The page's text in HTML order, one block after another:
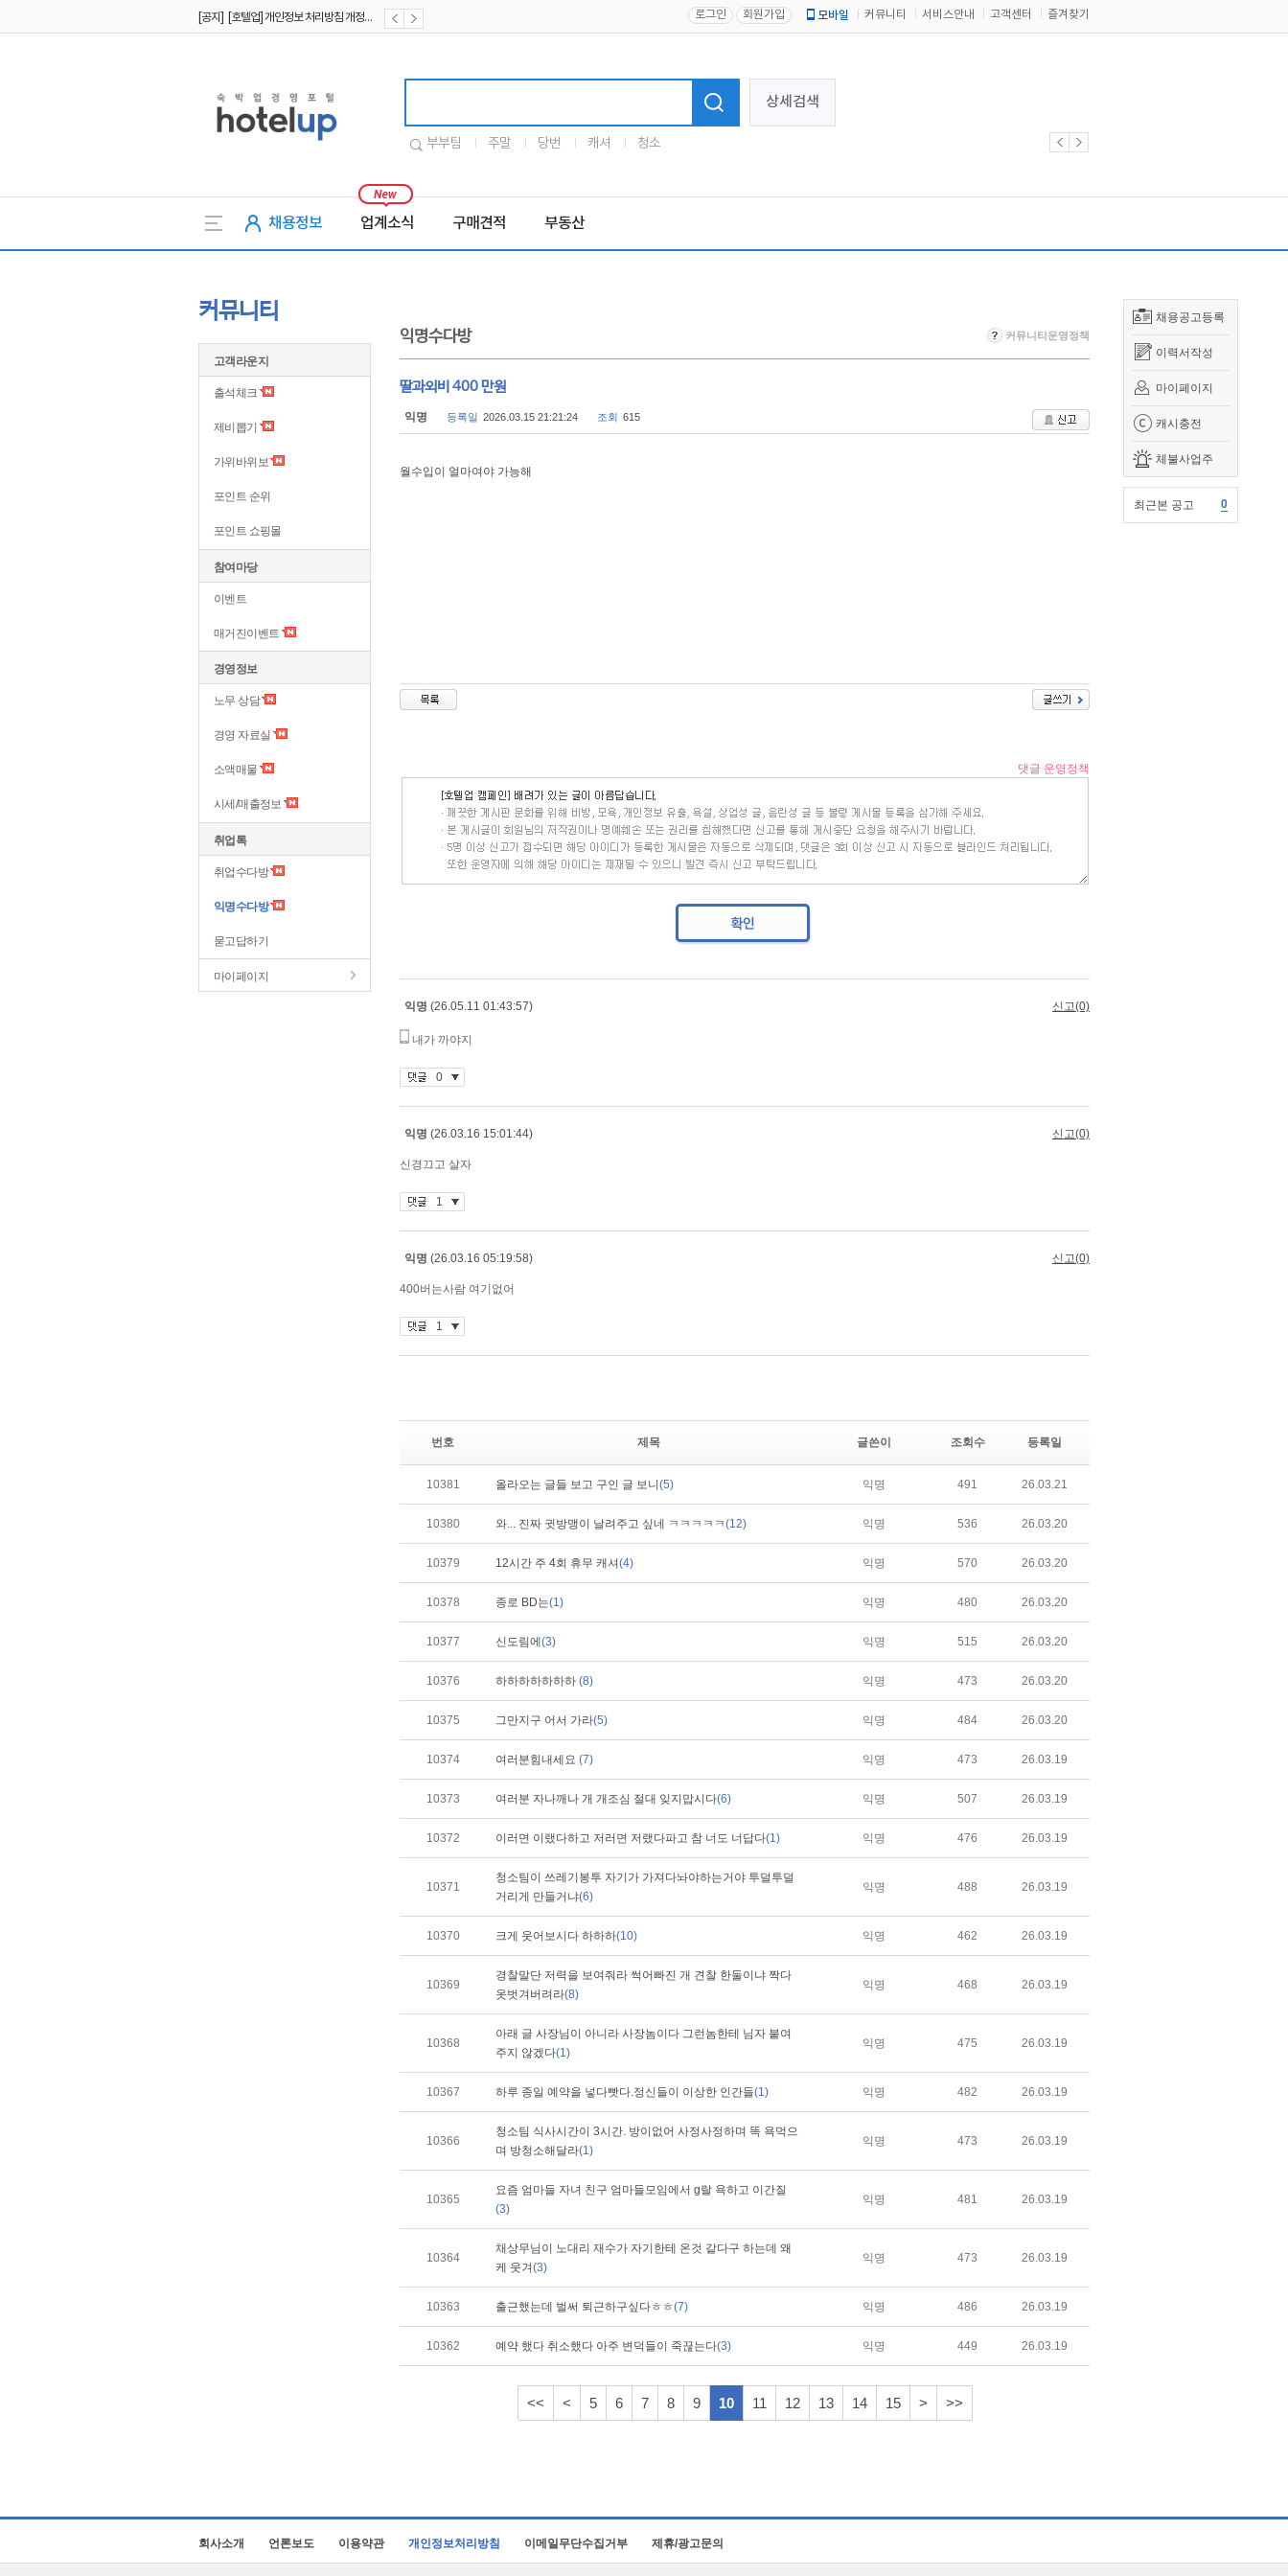
[공지] [호텔업] 개인정보 처리방침 개정본2 (19.09.02) 로그인 회원가입 모바일 커뮤니티 서비스안내 고객센터 즐겨찾기
상세검색
부부팀 주말 당번 캐셔 청소
채용정보 업계소식 구매견적 부동산
채용공고등록
이력서작성
마이페이지
캐시충전
체불사업주
최근본 공고 0
커뮤니티
고객라운지
출석체크
제비뽑기
가위바위보
포인트 순위
포인트 쇼핑몰
참여마당
이벤트
매거진이벤트
경영정보
노무 상담
경영 자료실
소액매물
시세/매출정보
취업톡
취업수다방
익명수다방
묻고답하기
마이페이지
익명수다방 커뮤니티운영정책
딸과외비 400 만원
익명 등록일 2026.03.15 21:21:24 조회 615
월수입이 얼마여야 가능해
번호 제목 글쓴이 조회수 등록일
10381 올라오는 글들 보고 구인 글 보니 (5) 익명 491 26.03.21
10380 와... 진짜 귓방맹이 날려주고 싶네 ㅋㅋㅋㅋㅋ(12) 익명 536 26.03.20
10379 12시간 주 4회 휴무 캐셔(4) 익명 570 26.03.20
10378 종로 BD는(1) 익명 480 26.03.20
10377 신도림에 (3) 익명 515 26.03.20
10376 하하하하하하하 (8) 익명 473 26.03.20
10375 그만지구 어서 가라(5) 익명 484 26.03.20
10374 여러분힘내세요 (7) 익명 473 26.03.19
10373 여러분 자나깨나 개 개조심 절대 잊지맙시다(6) 익명 507 26.03.19
10372 이러면 이랬다하고 저러면 저랬다파고 참 너도 너답다(1) 익명 476 26.03.19
10371
청소팀이 쓰레기봉투 자기가 가져다놔야하는거야 투덜투덜
거리게 만들거냐(6)
익명 488 26.03.19
10370 크게 웃어보시다 하하하(10) 익명 462 26.03.19
10369
경찰말단 저력을 보여줘라 썩어빠진 개 견찰 한둘이냐 짝다
옷벗겨버려라(8)
익명 468 26.03.19
10368
아래 글 사장님이 아니라 사장놈이다 그런놈한테 님자 붙여
주지 않겠다(1)
익명 475 26.03.19
10367 하루 종일 예약을 넣다빳다.정신들이 이상한 인간들(1) 익명 482 26.03.19
10366
청소팀 식사시간이 3시간. 방이없어 사정사정하며 똑 욕먹으
며 방청소해달라(1)
익명 473 26.03.19
10365
요즘 엄마들 자녀 친구 엄마들모임에서 g랄 욕하고 이간질
(3)
익명 481 26.03.19
10364
채상무님이 노대리 재수가 자기한테 온것 같다구 하는데 왜
케 웃겨(3)
익명 473 26.03.19
10363 출근했는데 벌써 퇴근하구싶다ㅎㅎ(7) 익명 486 26.03.19
10362 예약 했다 취소했다 아주 변덕들이 죽끊는다(3) 익명 449 26.03.19
<< < 5 6 7 8 9 10 11 12 13 14 15 > >>
회사소개 언론보도 이용약관 개인정보처리방침 이메일무단수집거부 제휴/광고문의